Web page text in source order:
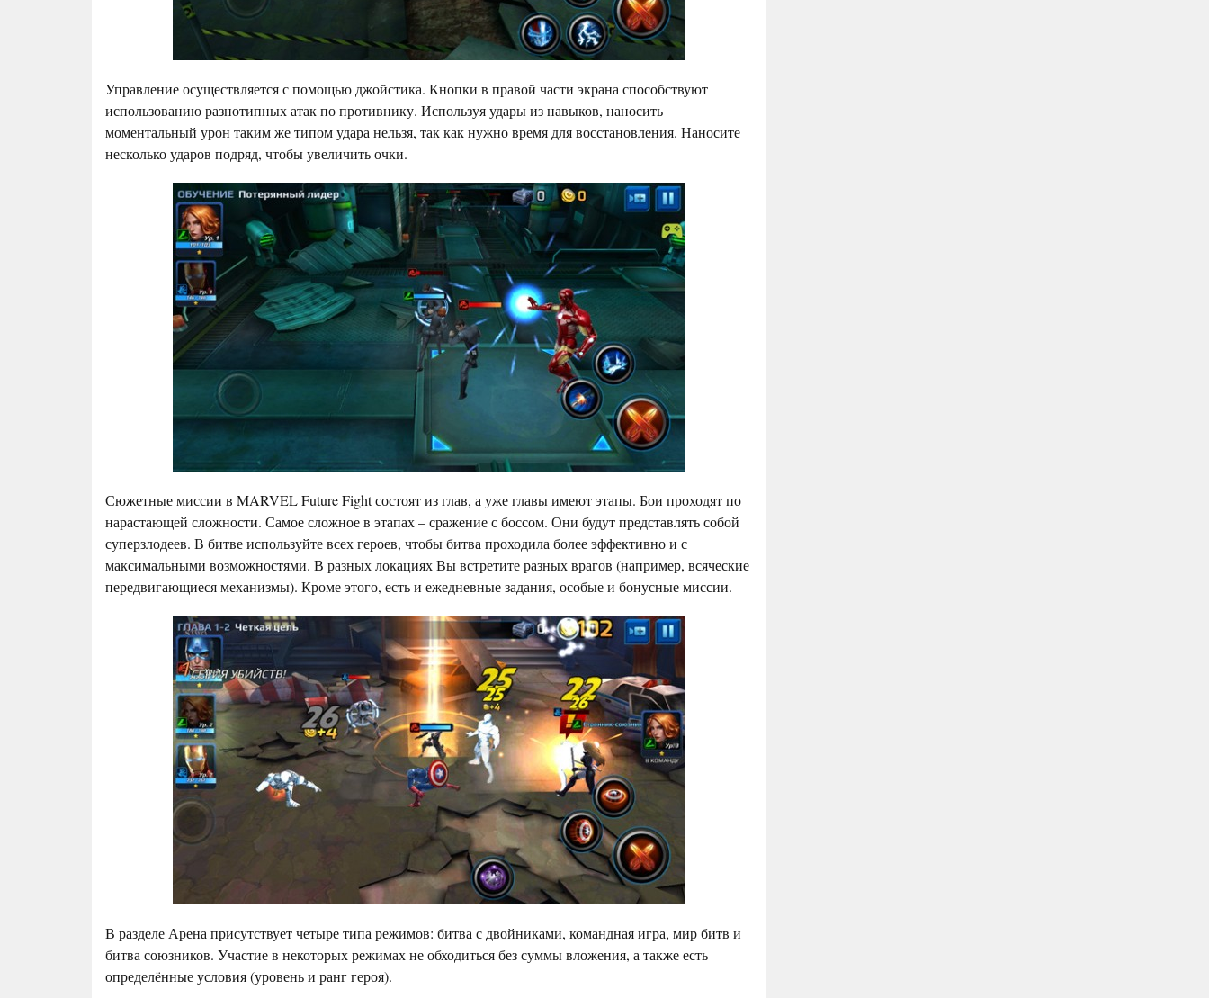
Управление осуществляется с помощью джойстика. Кнопки в правой части экрана способствуют
использованию разнотипных атак по противнику. Используя удары из навыков, наносить
моментальный урон таким же типом удара нельзя, так как нужно время для восстановления. Наносите
несколько ударов подряд, чтобы увеличить очки.
Сюжетные миссии в MARVEL Future Fight состоят из глав, а уже главы имеют этапы. Бои проходят по
нарастающей сложности. Самое сложное в этапах – сражение с боссом. Они будут представлять собой
суперзлодеев. В битве используйте всех героев, чтобы битва проходила более эффективно и с
максимальными возможностями. В разных локациях Вы встретите разных врагов (например, всяческие
передвигающиеся механизмы). Кроме этого, есть и ежедневные задания, особые и бонусные миссии.
В разделе Арена присутствует четыре типа режимов: битва с двойниками, командная игра, мир битв и
битва союзников. Участие в некоторых режимах не обходиться без суммы вложения, а также есть
определённые условия (уровень и ранг героя).